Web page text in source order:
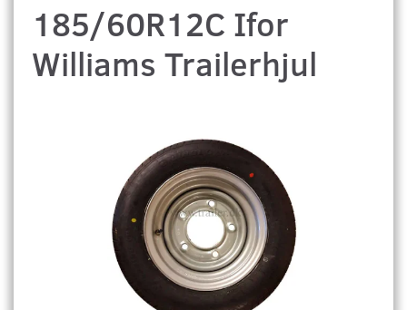
185/60R12C Ifor
Williams Trailerhjul